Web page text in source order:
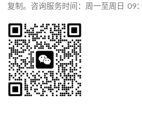
复制。咨询服务时间：周一至周日 09